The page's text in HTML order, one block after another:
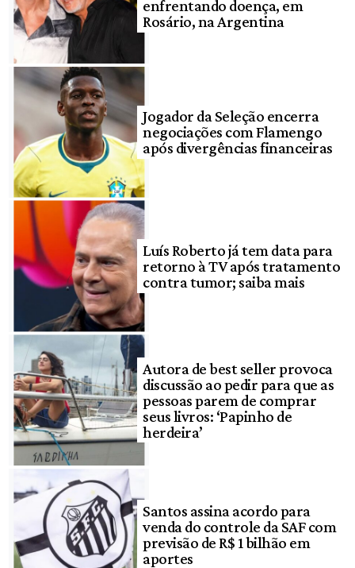
enfrentando doença, em
Rosário, na Argentina
Jogador da Seleção encerra
negociações com Flamengo
após divergências financeiras
Luís Roberto já tem data para
retorno à TV após tratamento
contra tumor; saiba mais
Autora de best seller provoca
discussão ao pedir para que as
pessoas parem de comprar
seus livros: ‘Papinho de
herdeira’
Santos assina acordo para
venda do controle da SAF com
previsão de R$ 1 bilhão em
aportes